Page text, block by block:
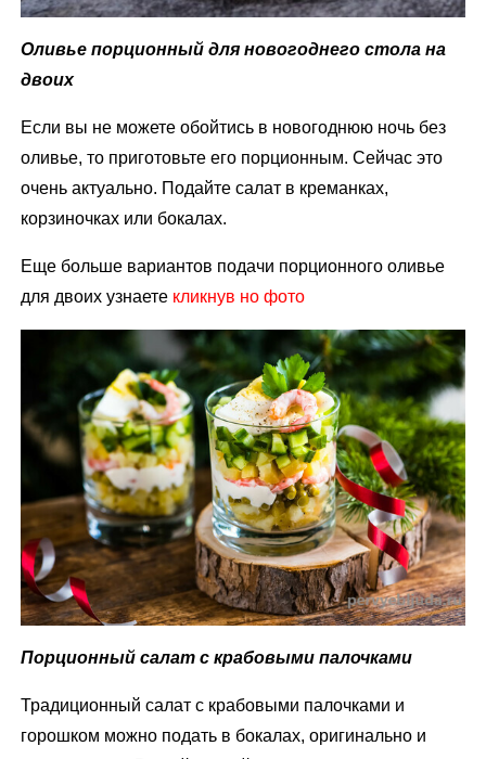
Оливье порционный для новогоднего стола на
двоих
Если вы не можете обойтись в новогоднюю ночь без
оливье, то приготовьте его порционным. Сейчас это
очень актуально. Подайте салат в креманках,
корзиночках или бокалах.
Еще больше вариантов подачи порционного оливье
для двоих узнаете кликнув но фото
Порционный салат с крабовыми палочками
Традиционный салат с крабовыми палочками и
горошком можно подать в бокалах, оригинально и